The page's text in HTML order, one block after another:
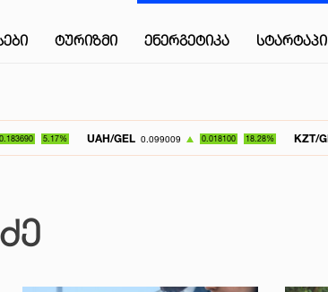
ᲢᲣᲠᲘᲖᲛᲘ ᲔᲜᲔᲠᲒᲔᲢᲘᲙᲐ ᲡᲢᲐᲠᲢᲐᲞᲘ
UAH/GEL 0.099009 0.018100 18.28% KZT/GEL 0.007072